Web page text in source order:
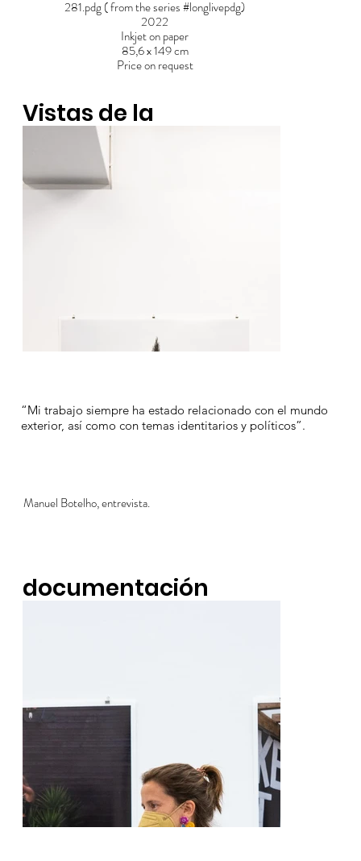
281.pdg ( from the series #longlivepdg)
2022
Inkjet on paper
85,6 x 149 cm
Price on request
Vistas de la
exposición
documentación
“Mi trabajo siempre ha estado relacionado con el mundo
exterior, así como con temas identitarios y políticos”.
Manuel Botelho, entrevista.